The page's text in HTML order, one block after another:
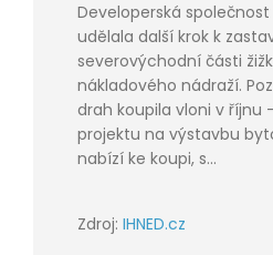
Developerská
udělala další krok k
severovýchodní části
nákladového nádraží.
drah koupila vloni v říjnu
projektu na výstavbu
nabízí ke koupi, s...
Zdroj: IHNED.cz